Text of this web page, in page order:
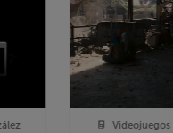
Videojuegos